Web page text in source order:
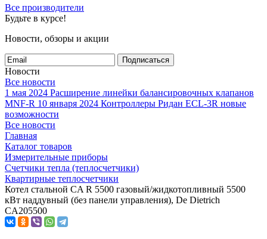
Все производители
Будьте в курсе!
Новости, обзоры и акции
Подписаться
Новости
Все новости
1 мая 2024 Расширение линейки балансировочных клапанов
MNF-R 10 января 2024 Контроллеры Ридан ECL-3R новые
возможности
Все новости
Главная
Каталог товаров
Измерительные приборы
Счетчики тепла (теплосчетчики)
Квартирные теплосчетчики
Котел стальной CA R 5500 газовый/жидкотопливный 5500
кВт наддувный (без панели управления), De Dietrich
CA205500